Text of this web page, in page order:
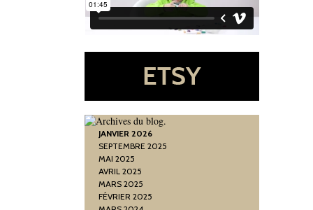
JANVIER 2026
SEPTEMBRE 2025
MAI 2025
AVRIL 2025
MARS 2025
FÉVRIER 2025